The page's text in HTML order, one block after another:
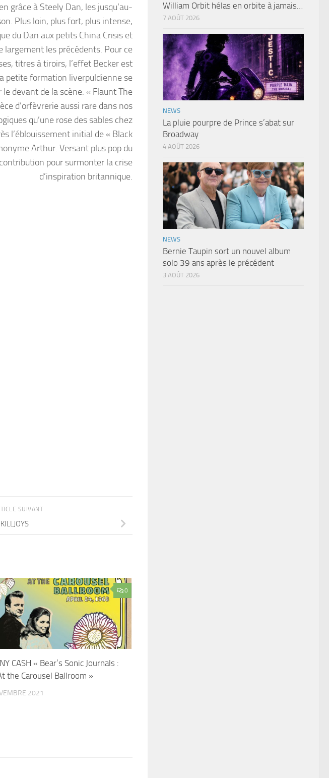
grâce à Steely Dan, les jusqu’au-
Plus loin, plus fort, plus intense,
du Dan aux petits China Crisis et
largement les précédents. Pour ce
titres à tiroirs, l’effet Becker est
petite formation liverpuldienne se
devant de la scène. « Flaunt The
d’orfèvrerie aussi rare dans nos
qu’une rose des sables chez
l’éblouissement initial de « Black
Arthur. Versant plus pop du
pour surmonter la crise
d’inspiration britannique.
SUIVANT
KILLJOYS
0
CASH « Bear’s Sonic Journals :
the Carousel Ballroom »
2021
William Orbit hélas en orbite à jamais…
7 AOÛT 2026
NEWS
La pluie pourpre de Prince s’abat sur
Broadway
4 AOÛT 2026
NEWS
Bernie Taupin sort un nouvel album
solo 39 ans après le précédent
3 AOÛT 2026